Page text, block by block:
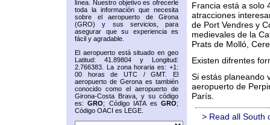
línea. Nuestro objetivo es ofrecerle
toda la información que necesita
sobre el aeropuerto de Girona
(GRO) y sus servicios, para
asegurar que su experiencia es
fácil y agradable.
El aeropuerto está situado en geo
Latitud: 41.89804 y Longitud:
2.766383. La zona horaria es: +1:
00 horas de UTC / GMT. El
aeropuerto de Gerona es también
conocido como el aeropuerto de
Girona-Costa Brava, y su código
es:GRO; Código IATA esGRO;
Código OACI es LEGE.
Francia está a solo
atracciones
de Port Vendres y
medievales de la
Prats de Molló,
Existen difrentes
Si estás planeando
aeropuerto de
París.
> Read all South